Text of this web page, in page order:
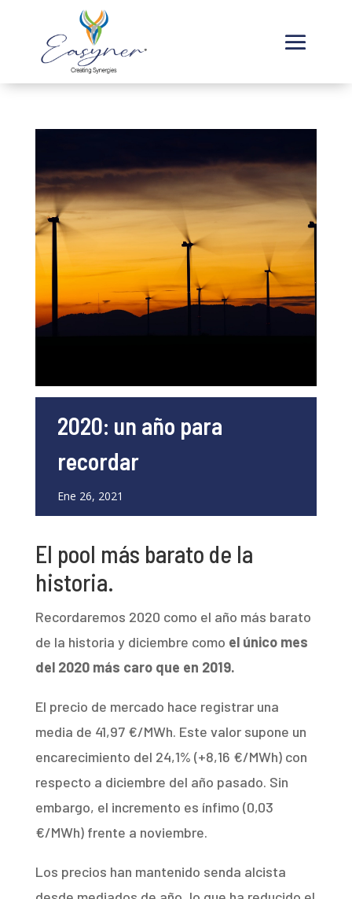
2020: un año para
recordar
Ene 26, 2021
El pool más barato de la
historia.
Recordaremos 2020 como el año más barato
de la historia y diciembre como el único mes
del 2020 más caro que en 2019.
El precio de mercado hace registrar una
media de 41,97 €/MWh. Este valor supone un
encarecimiento del 24,1% (+8,16 €/MWh) con
respecto a diciembre del año pasado. Sin
embargo, el incremento es ínfimo (0,03
€/MWh) frente a noviembre.
Los precios han mantenido senda alcista